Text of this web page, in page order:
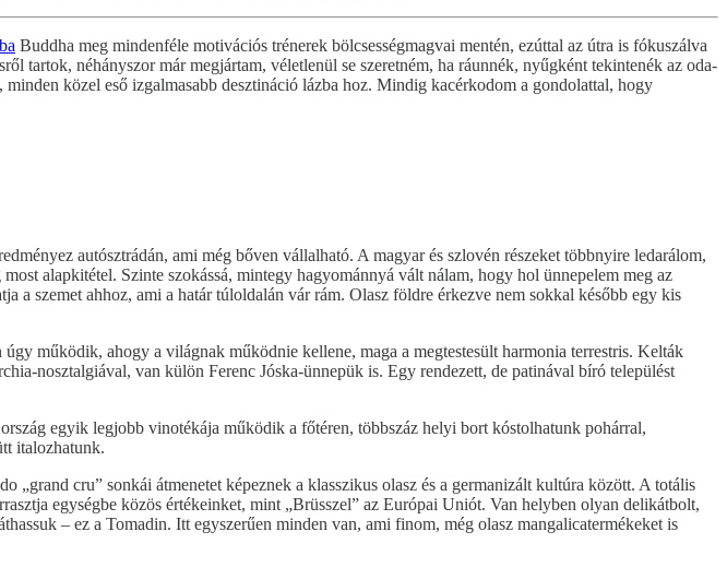
Buddha meg mindenféle motivációs trénerek bölcsességmagvai mentén, ezúttal az útra is fókuszálva
tartok, néhányszor már megjártam, véletlenül se szeretném, ha ráunnék, nyűgként tekintenék az oda-
közel eső izgalmasabb desztináció lázba hoz. Mindig kacérkodom a gondolattal, hogy
autósztrádán, ami még bőven vállalható. A magyar és szlovén részeket többnyire ledarálom,
alapkitétel. Szinte szokássá, mintegy hagyománnyá vált nálam, hogy hol ünnepelem meg az
a szemet ahhoz, ami a határ túloldalán vár rám. Olasz földre érkezve nem sokkal később egy kis
működik, ahogy a világnak működnie kellene, maga a megtestesült harmonia terrestris. Kelták
nosztalgiával, van külön Ferenc Jóska-ünnepük is. Egy rendezett, de patinával bíró települést
egyik legjobb vinotékája működik a főtéren, többszáz helyi bort kóstolhatunk pohárral,
italozhatunk.
cru” sonkái átmenetet képeznek a klasszikus olasz és a germanizált kultúra között. A totális
egységbe közös értékeinket, mint „Brüsszel” az Európai Uniót. Van helyben olyan delikátbolt,
– ez a Tomadin. Itt egyszerűen minden van, ami finom, még olasz mangalicatermékeket is